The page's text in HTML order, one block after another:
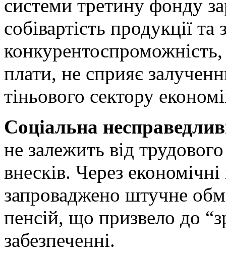
системи третину фонду
собівартість продукції та
плати, не сприяє
тіньового сектору
Соціальна
не залежить від
внесків. Через
запроваджено штучне
пенсій, що призвело до
забезпеченні.